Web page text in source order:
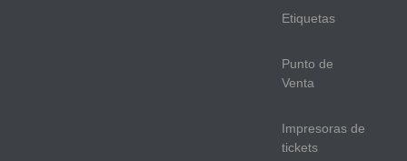
Etiquetas
Punto de
Venta
Impresoras de
tickets